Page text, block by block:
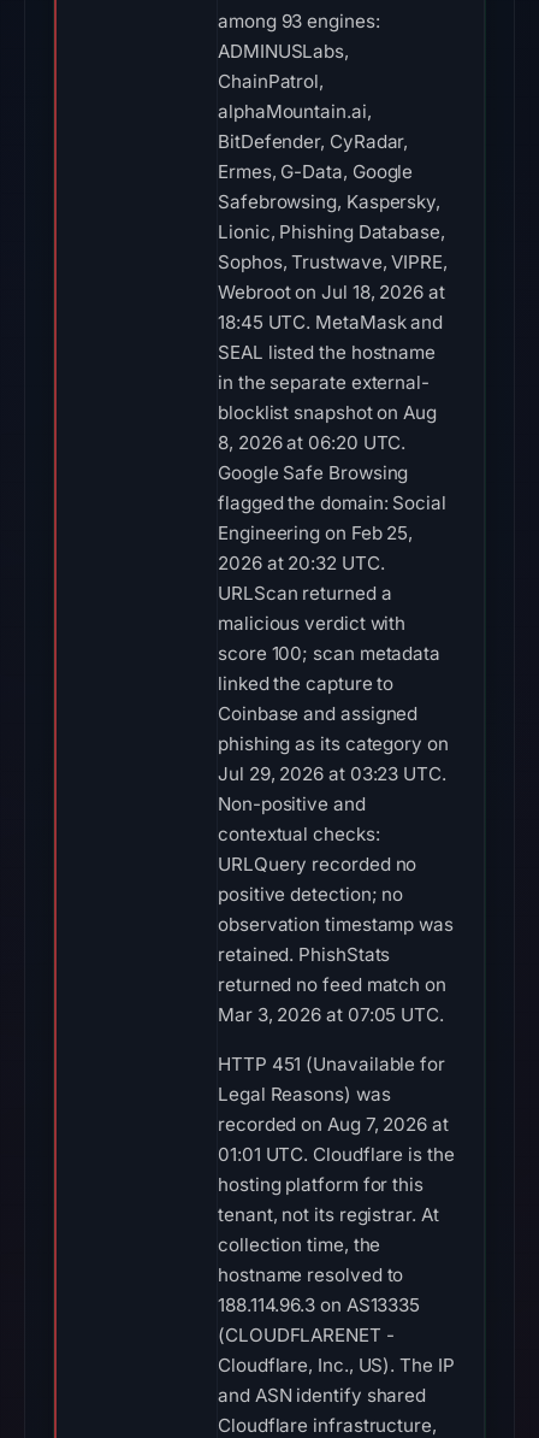
among 93 engines:
ADMINUSLabs,
ChainPatrol,
alphaMountain.ai,
BitDefender, CyRadar,
Ermes, G-Data, Google
Safebrowsing, Kaspersky,
Lionic, Phishing Database,
Sophos, Trustwave, VIPRE,
Webroot on Jul 18, 2026 at
18:45 UTC. MetaMask and
SEAL listed the hostname
in the separate external-
blocklist snapshot on Aug
8, 2026 at 06:20 UTC.
Google Safe Browsing
flagged the domain: Social
Engineering on Feb 25,
2026 at 20:32 UTC.
URLScan returned a
malicious verdict with
score 100; scan metadata
linked the capture to
Coinbase and assigned
phishing as its category on
Jul 29, 2026 at 03:23 UTC.
Non-positive and
contextual checks:
URLQuery recorded no
positive detection; no
observation timestamp was
retained. PhishStats
returned no feed match on
Mar 3, 2026 at 07:05 UTC.
HTTP 451 (Unavailable for
Legal Reasons) was
recorded on Aug 7, 2026 at
01:01 UTC. Cloudflare is the
hosting platform for this
tenant, not its registrar. At
collection time, the
hostname resolved to
188.114.96.3 on AS13335
(CLOUDFLARENET -
Cloudflare, Inc., US). The IP
and ASN identify shared
Cloudflare infrastructure,